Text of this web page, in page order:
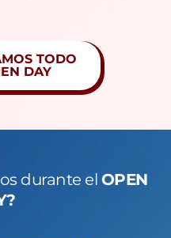
TODO
DAY
durante el OPEN